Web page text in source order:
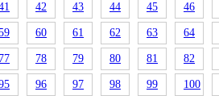
42 43 44 45 46
60 61 62 63 64
77 78 79 80 81 82
96 97 98 99 100